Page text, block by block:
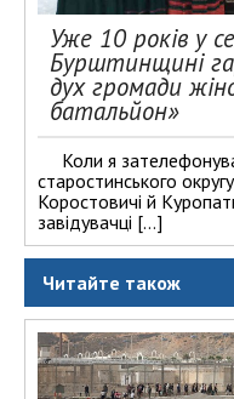
Уже 10 років у
Бурштинщині
дух громади
батальйон»
Коли я
старостинського
Коростовичі й
завідувачці […]
Читайте також